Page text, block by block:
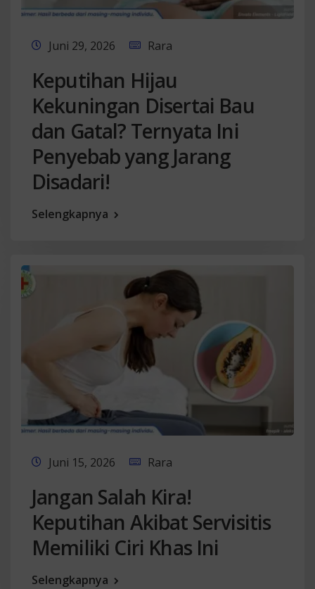
Juni 29, 2026 Rara
Keputihan Hijau
Kekuningan Disertai Bau
dan Gatal? Ternyata Ini
Penyebab yang Jarang
Disadari!
Selengkapnya
Juni 15, 2026 Rara
Jangan Salah Kira!
Keputihan Akibat Servisitis
Memiliki Ciri Khas Ini
Selengkapnya